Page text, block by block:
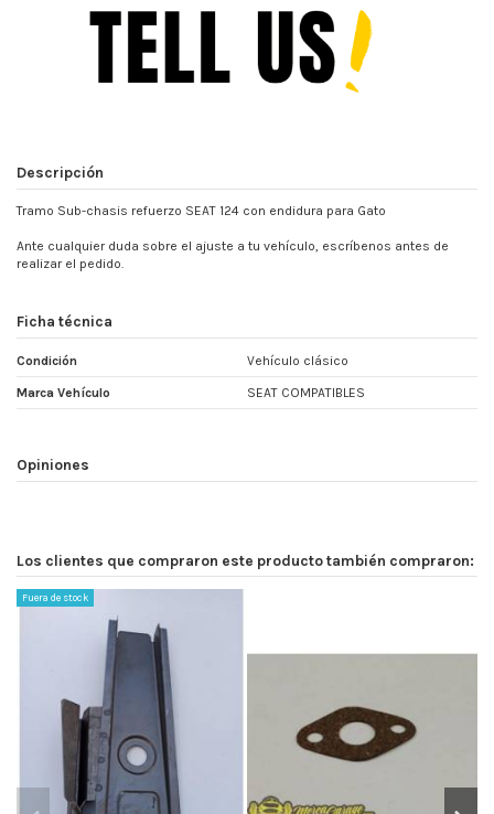
Descripción
Tramo Sub-chasis refuerzo SEAT 124 con endidura para Gato
Ante cualquier duda sobre el ajuste a tu vehículo, escríbenos antes de
realizar el pedido.
Ficha técnica
Condición Vehículo clásico
Marca Vehículo SEAT COMPATIBLES
Opiniones
Los clientes que compraron este producto también compraron:
Fuera de stock